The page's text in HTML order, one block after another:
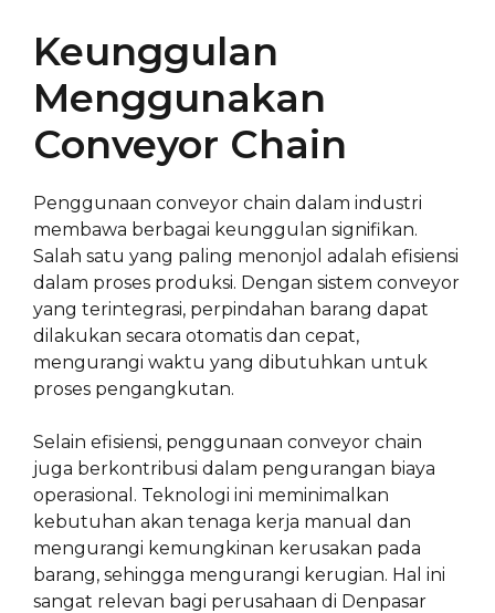
Keunggulan
Menggunakan
Conveyor Chain
Penggunaan conveyor chain dalam industri
membawa berbagai keunggulan signifikan.
Salah satu yang paling menonjol adalah efisiensi
dalam proses produksi. Dengan sistem conveyor
yang terintegrasi, perpindahan barang dapat
dilakukan secara otomatis dan cepat,
mengurangi waktu yang dibutuhkan untuk
proses pengangkutan.
Selain efisiensi, penggunaan conveyor chain
juga berkontribusi dalam pengurangan biaya
operasional. Teknologi ini meminimalkan
kebutuhan akan tenaga kerja manual dan
mengurangi kemungkinan kerusakan pada
barang, sehingga mengurangi kerugian. Hal ini
sangat relevan bagi perusahaan di Denpasar